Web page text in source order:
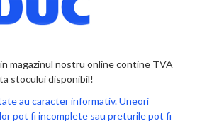
magazinul nostru online contine TVA
stocului disponibil!
au caracter informativ. Uneori
pot fi incomplete sau preturile pot fi